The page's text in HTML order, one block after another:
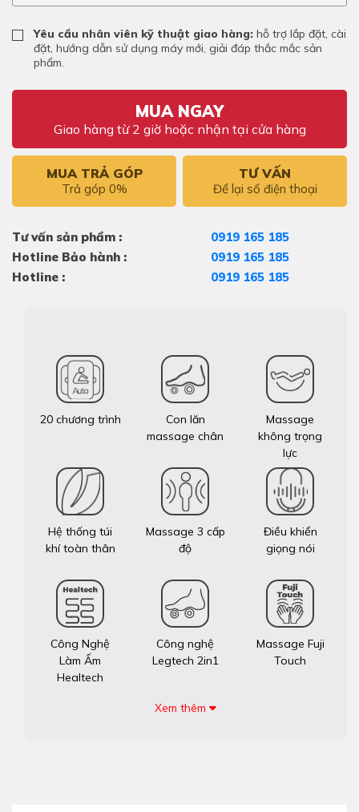
Yêu cầu nhân viên kỹ thuật giao hàng: hỗ trợ lắp đặt, cài
đặt, hướng dẫn sử dụng máy mới, giải đáp thắc mắc sản
phẩm.
MUA NGAY
Giao hàng từ 2 giờ hoặc nhận tại cửa hàng
MUA TRẢ GÓP
Trả góp 0%
TƯ VẤN
Để lại số điện thoại
Tư vấn sản phẩm :
0919 165 185
Hotline Bảo hành :
0919 165 185
Hotline :
0919 165 185
20 chương trình
Con lăn
massage chân
Massage
không trọng
lực
Hệ thống túi
khí toàn thân
Massage 3 cấp
độ
Điều khiển
giọng nói
Công Nghệ
Làm Ấm
Healtech
Công nghệ
Legtech 2in1
Massage Fuji
Touch
Xem thêm